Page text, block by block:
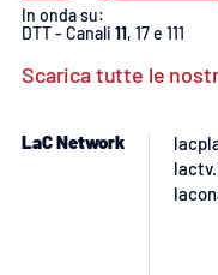
In onda su:
DTT - Canali 11, 17 e 111
Scarica tutte le
LaC Network